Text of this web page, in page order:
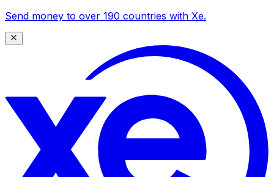
Send money to over 190 countries with Xe.